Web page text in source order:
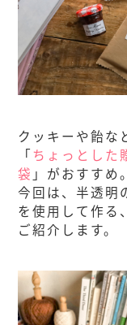
クッキーや飴な
「ちょっとした
袋 」がおすすめ。
今回は、半透明
を使用して作る
ご紹介します。